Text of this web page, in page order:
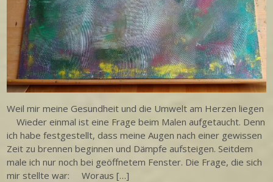
Weil mir meine Gesundheit und die Umwelt am Herzen liegen
Wieder einmal ist eine Frage beim Malen aufgetaucht. Denn
ich habe festgestellt, dass meine Augen nach einer gewissen
Zeit zu brennen beginnen und Dämpfe aufsteigen. Seitdem
male ich nur noch bei geöffnetem Fenster. Die Frage, die sich
mir stellte war: Woraus […]